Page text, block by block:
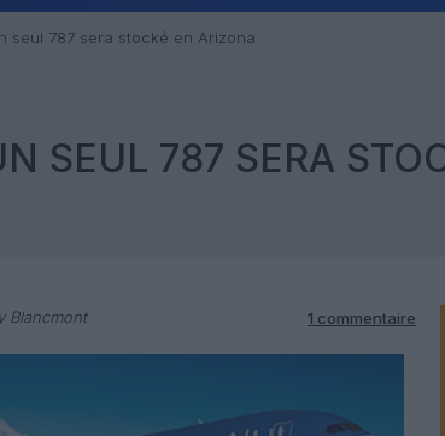
Avis d’expert
seul 787 sera stocké en Arizona
SEUL 787 SERA
Blancmont 1 commentaire